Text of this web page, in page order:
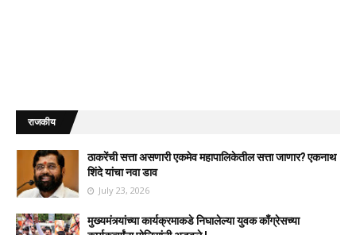
राजकीय
ठाकरेंची सत्ता असणारी एकमेव महापालिकेतील सत्ता जाणार? एकनाथ
शिंदे यांचा नवा डाव
July 23, 2026
मुख्यमंत्र्यांच्या कार्यक्रमाकडे निघालेल्या युवक काँग्रेसच्या